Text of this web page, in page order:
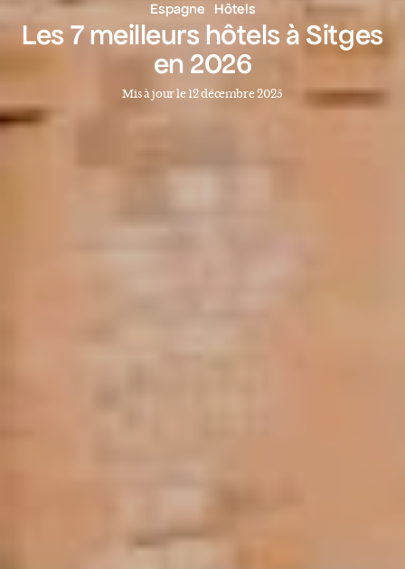
Espagne Hôtels
Les 7 meilleurs hôtels à Sitges
en 2026
Mis à jour le 12 décembre 2025